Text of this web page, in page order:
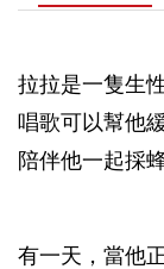
拉拉是一隻生
唱歌可以幫他
陪伴他一起採蜂
有一天，當他